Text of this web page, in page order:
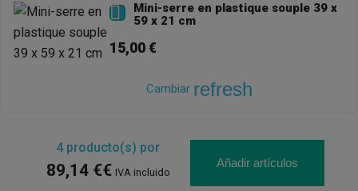

Mini-serre en plastique souple 39 x
59 x 21 cm
15,00 €
Cambiar refresh
4producto(s) por
89,14 €€ IVA incluido
Añadir artículos